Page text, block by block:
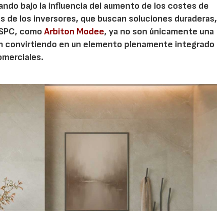
bajo la influencia del aumento de los costes de
los inversores, que buscan soluciones duraderas,
comoArbiton Modee, ya no son únicamente una
convirtiendo en un elemento plenamente integrado